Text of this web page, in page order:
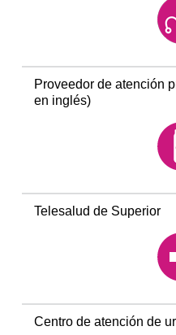
Proveedor de atención
en inglés)
Telesalud de Superior
Centro de atención de